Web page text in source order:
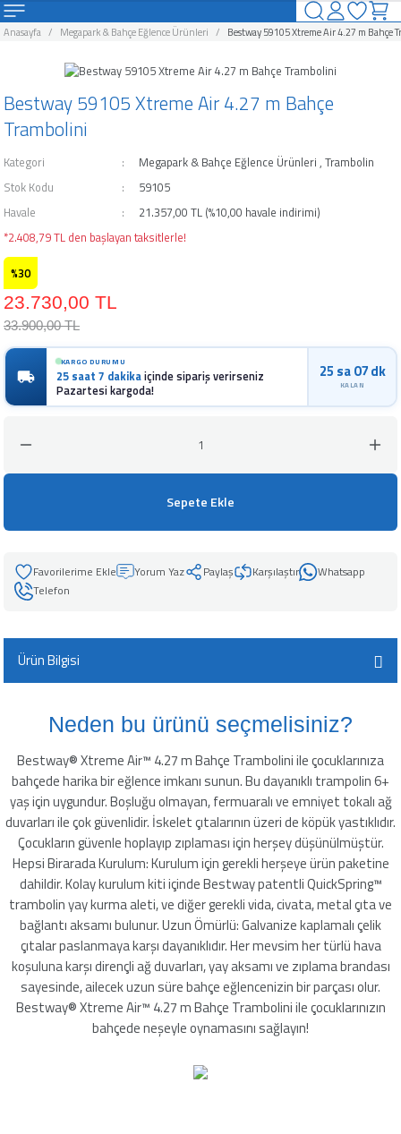
Geri Dön
Geri Dön
Ve Aksesuarları
Havuzları
ve Aksesuarları
Geri Dön
Aksesuarları
Geri Dön
ve Şişme Yataklar
Geri Dön
Geri Dön
Eğlence Ürünleri
Geri Dön
Kamp Ürünleri
Kamp Malzemeleri
Geri Dön
Anasayfa Megapark & Bahçe Eğlence Ürünleri Bestway 59105 Xtreme Air 4.27 m Bahçe
Bestway 59105 Xtreme Air 4.27 m Bahçe
Trambolini
Kategori Megapark & Bahçe Eğlence Ürünleri , Trambolin
Stok Kodu
59105
Havale
21.357,00 TL (%10,00 havale indirimi)
*2.408,79 TL den başlayan taksitlerle!
%30
23.730,00 TL
33.900,00 TL
KARGO DURUMU
25 saat 7 dakikaiçinde sipariş verirseniz
Pazartesi kargoda!
25 sa 07 dk
KALAN
Sepete Ekle
Yorum Yaz Paylaş Karşılaştır
Whatsapp
Telefon
Ürün Bilgisi
Neden bu ürünü seçmelisiniz?
Bestway® Xtreme Air™ 4.27 m Bahçe Trambolini ile çocuklarınıza
bahçede harika bir eğlence imkanı sunun. Bu dayanıklı trampolin 6+
yaş için uygundur. Boşluğu olmayan, fermuaralı ve emniyet tokalı ağ
duvarları ile çok güvenlidir. İskelet çıtalarının üzeri de köpük yastıklıdır.
Çocukların güvenle hoplayıp zıplaması için herşey düşünülmüştür.
Hepsi Birarada Kurulum: Kurulum için gerekli herşeye ürün paketine
dahildir. Kolay kurulum kiti içinde Bestway patentli QuickSpring™
trambolin yay kurma aleti, ve diğer gerekli vida, civata, metal çıta ve
bağlantı aksamı bulunur. Uzun Ömürlü: Galvanize kaplamalı çelik
çıtalar paslanmaya karşı dayanıklıdır. Her mevsim her türlü hava
koşuluna karşı dirençli ağ duvarları, yay aksamı ve zıplama brandası
sayesinde, ailecek uzun süre bahçe eğlencenizin bir parçası olur.
Bestway® Xtreme Air™ 4.27 m Bahçe Trambolini ile çocuklarınızın
bahçede neşeyle oynamasını sağlayın!